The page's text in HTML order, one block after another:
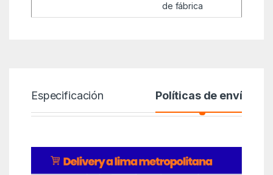
de fábrica
Especificación Políticas de envío